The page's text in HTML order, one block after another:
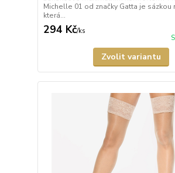
Michelle 01 od značky Gatta je sázkou
která...
294 Kč/ks
Zvolit variantu